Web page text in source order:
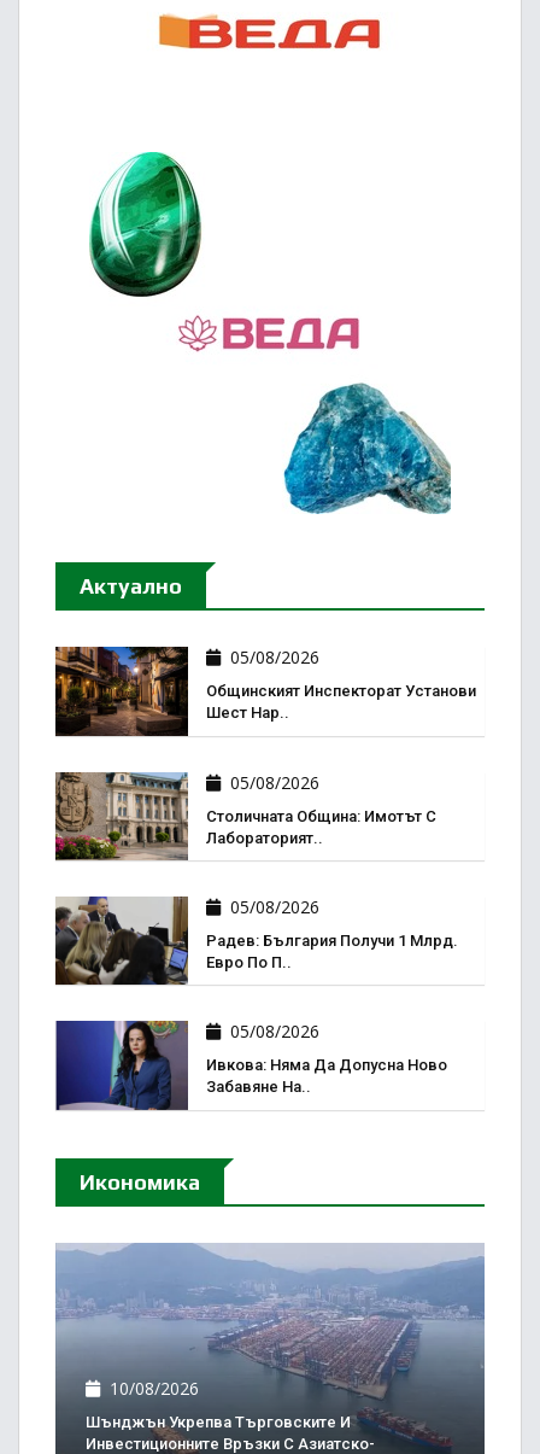
Актуално
05/08/2026
Общинският Инспекторат Установи
Шест Нар..
05/08/2026
Столичната Община: Имотът С
Лабораторият..
05/08/2026
Радев: България Получи 1 Млрд.
Евро По П..
05/08/2026
Ивкова: Няма Да Допусна Ново
Забавяне На..
Икономика
10/08/2026
Шънджън Укрепва Търговските И
Инвестиционните Връзки С Азиатско-